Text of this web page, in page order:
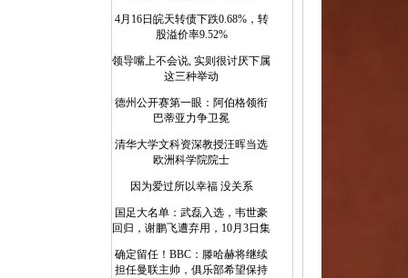
4月16日皖天转债下跌0.68%，转
股溢价率9.52%
领导嘴上不会说, 实则很讨厌下属
这三种举动
德州公开赛第一眼：阿伯格领衔
巴蒂亚力争卫冕
清华大学文科资深教授汪晖当选
欧洲科学院院士
因为爱过所以幸福 没关系
国足大名单：武磊入选，韦世豪
回归，谢鹏飞遭弃用，10月3日集
确定留任！BBC：滕哈赫将继续
担任曼联主帅，俱乐部希望保持